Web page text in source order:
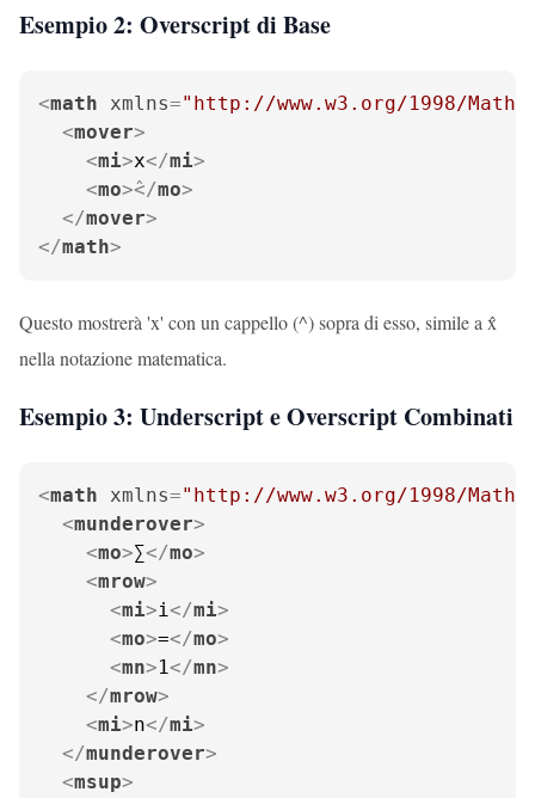
Esempio 2: Overscript di Base
<math xmlns="http://www.w3.org/1998/Math/
<mover>
<mi>x</mi>
<mo></mo>
</mover>
</math>
Questo mostrerà 'x' con un cappello (^) sopra di esso, simile a x̂
nella notazione matematica.
Esempio 3: Underscript e Overscript Combinati
<math xmlns="http://www.w3.org/1998/Math/
<munderover>
<mo>∑</mo>
<mrow>
<mi>i</mi>
<mo>=</mo>
<mn>1</mn>
</mrow>
<mi>n</mi>
</munderover>
<msup>